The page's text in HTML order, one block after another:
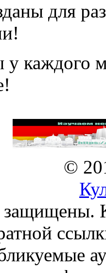
для
у каждого
©
защищены.